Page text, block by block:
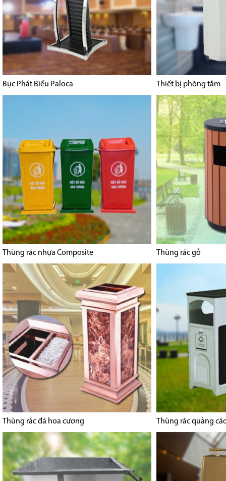
Bục Phát Biểu Paloca Thiết bị phòng tắm
Thùng rác nhựa Composite Thùng rác gỗ
Thùng rác đá hoa cương Thùng rác quảng